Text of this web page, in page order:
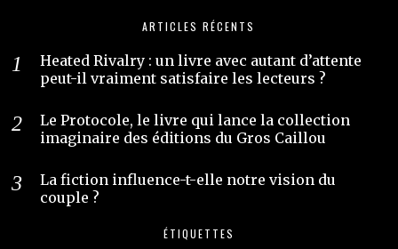
ARTICLES RÉCENTS
Heated Rivalry : un livre avec autant d’attente
peut-il vraiment satisfaire les lecteurs ?
Le Protocole, le livre qui lance la collection
imaginaire des éditions du Gros Caillou
La fiction influence-t-elle notre vision du
couple ?
ÉTIQUETTES